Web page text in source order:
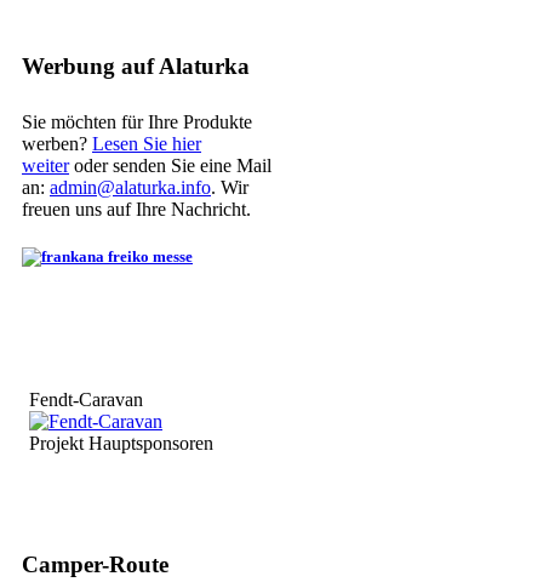
Werbung auf Alaturka
Sie möchten für Ihre Produkte
werben? Lesen Sie hier
weiteroder senden Sie eine Mail
an: admin@alaturka.info. Wir
freuen uns auf Ihre Nachricht.
Fendt-Caravan
Projekt Hauptsponsoren
Camper-Route